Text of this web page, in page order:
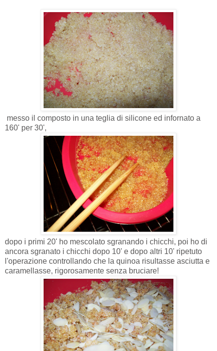
messo il composto in una teglia di silicone ed infornato a
160' per 30',
dopo i primi 20' ho mescolato sgranando i chicchi, poi ho di
ancora sgranato i chicchi dopo 10' e dopo altri 10' ripetuto
l'operazione controllando che la quinoa risultasse asciutta e
caramellasse, rigorosamente senza bruciare!